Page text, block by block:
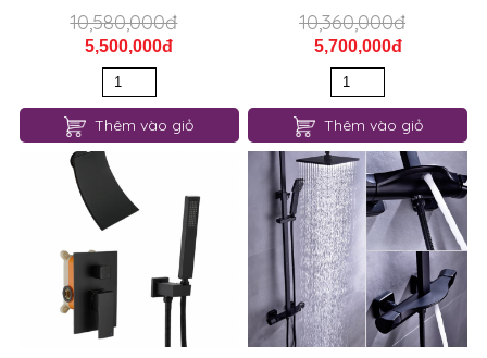
10,580,000đ
5,500,000đ
Thêm vào giỏ
10,360,000đ
5,700,000đ
Thêm vào giỏ